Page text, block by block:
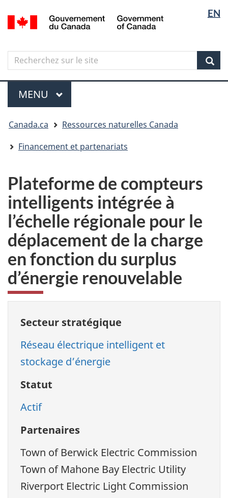
Aller
au
principal
Skip
to
government"
Passer
à
version
simplifiée
langue
EN
Canada
Search
Recherchez
sur
le
site
Menu
MENU PRINCIPAL
êtes
ici
Canada.ca
Ressources naturelles Canada
Financement et partenariats
Plateforme de compteurs
intelligents intégrée à
l’échelle régionale pour le
déplacement de la charge
en fonction du surplus
d’énergie renouvelable
Secteur stratégique
Réseau électrique intelligent et
stockage d’énergie
Statut
Actif
Partenaires
Town of Berwick Electric Commission
Town of Mahone Bay Electric Utility
Riverport Electric Light Commission